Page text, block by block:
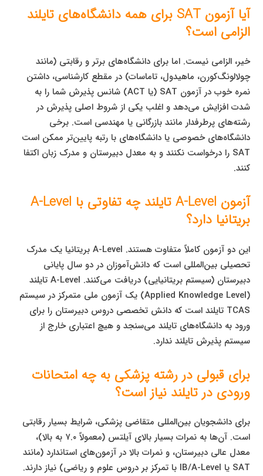
آیا آزمون SAT برای همه دانشگاه‌های تایلند
الزامی است؟
خیر، الزامی نیست. اما برای دانشگاه‌های برتر و رقابتی (مانند
چولالونگ‌کورن، ماهیدول، تاماسات) در مقطع کارشناسی، داشتن
نمره خوب در آزمون SAT (یا ACT) شانس پذیرش شما را به
شدت افزایش می‌دهد و اغلب یکی از شروط اصلی پذیرش در
رشته‌های پرطرفدار مانند بازرگانی یا مهندسی است. برخی
دانشگاه‌های خصوصی یا دانشگاه‌های با رتبه پایین‌تر ممکن است
SAT را درخواست نکنند و به معدل دبیرستان و مدرک زبان اکتفا
کنند.
آزمون A-Level تایلند چه تفاوتی با A-Level
بریتانیا دارد؟
این دو آزمون کاملاً متفاوت هستند. A-Level بریتانیا یک مدرک
تحصیلی بین‌المللی است که دانش‌آموزان در دو سال پایانی
دبیرستان (سیستم بریتانیایی) دریافت می‌کنند. A-Level تایلند
(Applied Knowledge Level) یک آزمون ملی متمرکز در سیستم
TCAS تایلند است که دانش تخصصی دروس دبیرستان را برای
ورود به دانشگاه‌های تایلند می‌سنجد و هیچ اعتباری خارج از
سیستم پذیرش تایلند ندارد.
برای قبولی در رشته پزشکی به چه امتحانات
ورودی در تایلند نیاز است؟
برای دانشجویان بین‌المللی متقاضی پزشکی، شرایط بسیار رقابتی
است. آن‌ها به نمرات بسیار بالای آیلتس (معمولاً ۷.۰ به بالا)،
معدل عالی دبیرستان، و نمرات بالا در آزمون‌های استاندارد (مانند
SAT یا IB/A-Level با تمرکز بر دروس علوم و ریاضی) نیاز دارند.